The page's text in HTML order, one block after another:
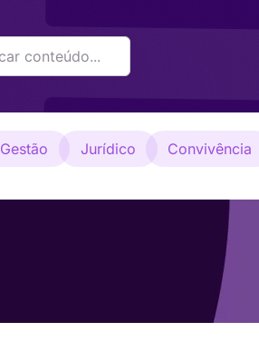
Gestão Jurídico Convivência